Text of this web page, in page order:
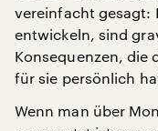
vereinfacht gesagt:
entwickeln, sind
Konsequenzen, die
für sie persönlich
Wenn man über